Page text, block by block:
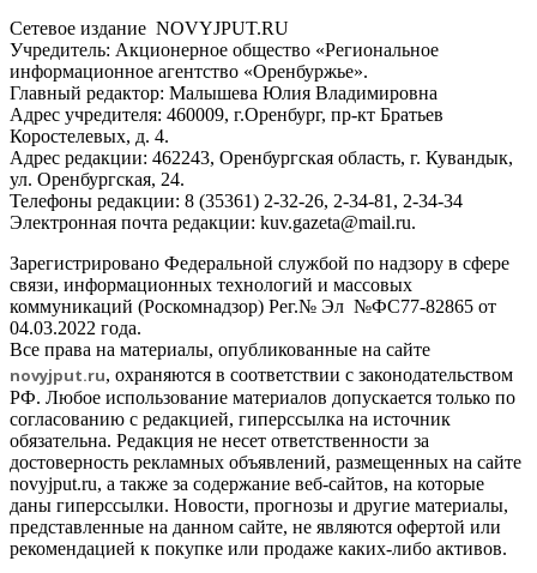
Сетевое издание NOVYJPUT.RU
Учредитель: Акционерное общество «Региональное
информационное агентство «Оренбуржье».
Главный редактор: Малышева Юлия Владимировна
Адрес учредителя: 460009, г.Оренбург, пр-кт Братьев
Коростелевых, д. 4.
Адрес редакции: 462243, Оренбургская область, г. Кувандык,
ул. Оренбургская, 24.
Телефоны редакции: 8 (35361) 2-32-26, 2-34-81, 2-34-34
Электронная почта редакции: kuv.gazeta@mail.ru.
Зарегистрировано Федеральной службой по надзору в сфере
связи, информационных технологий и массовых
коммуникаций (Роскомнадзор) Рег.№ Эл №ФС77-82865 от
04.03.2022 года.
Все права на материалы, опубликованные на сайте
novyjput.ru, охраняются в соответствии с законодательством
РФ. Любое использование материалов допускается только по
согласованию с редакцией, гиперссылка на источник
обязательна. Редакция не несет ответственности за
достоверность рекламных объявлений, размещенных на сайте
novyjput.ru, а также за содержание веб-сайтов, на которые
даны гиперссылки. Новости, прогнозы и другие материалы,
представленные на данном сайте, не являются офертой или
рекомендацией к покупке или продаже каких-либо активов.